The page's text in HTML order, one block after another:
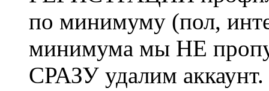
по минимуму (пол,
минимума мы НЕ
СРАЗУ удалим